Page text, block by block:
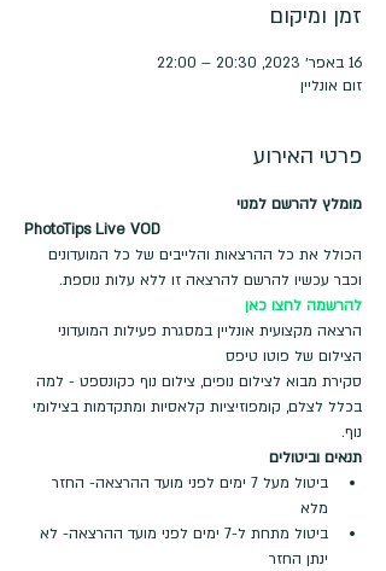
זמן ומיקום
16 באפר׳ 2023, 20:30 – 22:00
זום אונליין
פרטי האירוע
מומלץ להרשם למנוי
PhotoTips Live VOD
הכולל את כל ההרצאות והלייבים של כל המועדונים
וכבר עכשיו להרשם להרצאה זו ללא עלות נוספת.
להרשמה לחצו כאן
הרצאה מקצועית אונליין במסגרת פעילות המועדוני
הצילום של פוטו טיפס
סקירת מבוא לצילום נופים, צילום נוף כקונספט - למה
בכלל לצלם, קומפוזיציות קלאסיות ומתקדמות בצילומי
נוף.
תנאים וביטולים
ביטול מעל 7 ימים לפני מועד ההרצאה- החזר
מלא
ביטול מתחת ל-7 ימים לפני מועד ההרצאה- לא
ינתן החזר